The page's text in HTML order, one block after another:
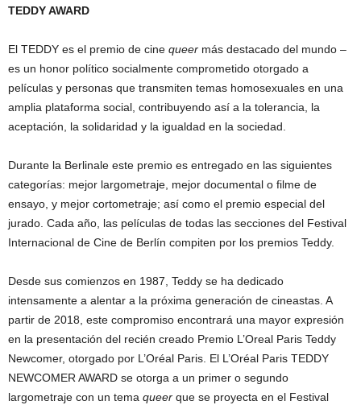
TEDDY AWARD
El TEDDY es el premio de cine queer más destacado del mundo –
es un honor político socialmente comprometido otorgado a
películas y personas que transmiten temas homosexuales en una
amplia plataforma social, contribuyendo así a la tolerancia, la
aceptación, la solidaridad y la igualdad en la sociedad.
Durante la Berlinale este premio es entregado en las siguientes
categorías: mejor largometraje, mejor documental o filme de
ensayo, y mejor cortometraje; así como el premio especial del
jurado. Cada año, las películas de todas las secciones del Festival
Internacional de Cine de Berlín compiten por los premios Teddy.
Desde sus comienzos en 1987, Teddy se ha dedicado
intensamente a alentar a la próxima generación de cineastas. A
partir de 2018, este compromiso encontrará una mayor expresión
en la presentación del recién creado Premio L’Oreal Paris Teddy
Newcomer, otorgado por L’Oréal Paris. El L’Oréal Paris TEDDY
NEWCOMER AWARD se otorga a un primer o segundo
largometraje con un tema queer que se proyecta en el Festival